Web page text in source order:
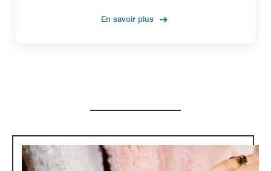
En savoir plus